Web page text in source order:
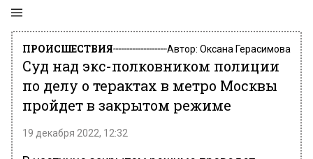
ПРОИСШЕСТВИЯ Автор: Оксана Герасимова
Суд над экс-полковником полиции
по делу о терактах в метро Москвы
пройдет в закрытом режиме
19 декабря 2022, 12:32